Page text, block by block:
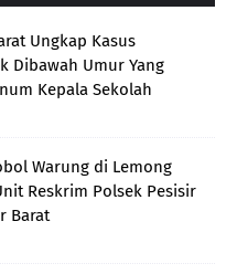
Ungkap Kasus
Dibawah Umur Yang
Kepala Sekolah
Warung di Lemong
Reskrim Polsek Pesisir
Barat